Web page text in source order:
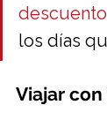
descuento
los días
Viajar